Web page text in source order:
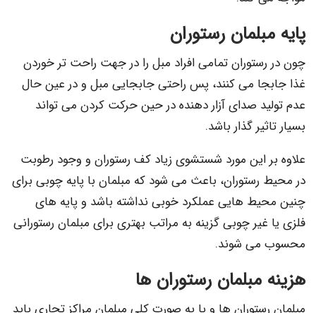
پایه مبلمان رستوران
چون در رستوران تمامی افراد مبل را در جهت راحت تر خوردن
غذا جابجا می کنند، پس راحتی جابجایی مبل و در عین حال
عدم تولید صدای آزار دهنده در حین حرکت کردن می تواند
بسیار تاثیر گذار باشد.
علاوه بر این مورد شستشوی زیاد کف رستوران و وجود رطوبت
در محیط رستوران، باعث می شود که مبلمان با پایه چوبی برای
چنین محیط هایی عملکرد خوبی نداشته باشد و پایه های
فلزی یا غیر چوبی گزینه به مراتب بهتری برای مبلمان رستورانی
محسوب می شوند.
هزینه مبلمان رستوران ها
مبلمان رستوران ها و یا به صورت کلی مبلمان مراکز تجاری باید